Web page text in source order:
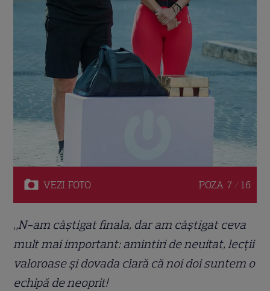
VEZI FOTO POZA 7 / 16
„N-am câștigat finala, dar am câștigat ceva
mult mai important: amintiri de neuitat, lecții
valoroase și dovada clară că noi doi suntem o
echipă de neoprit!